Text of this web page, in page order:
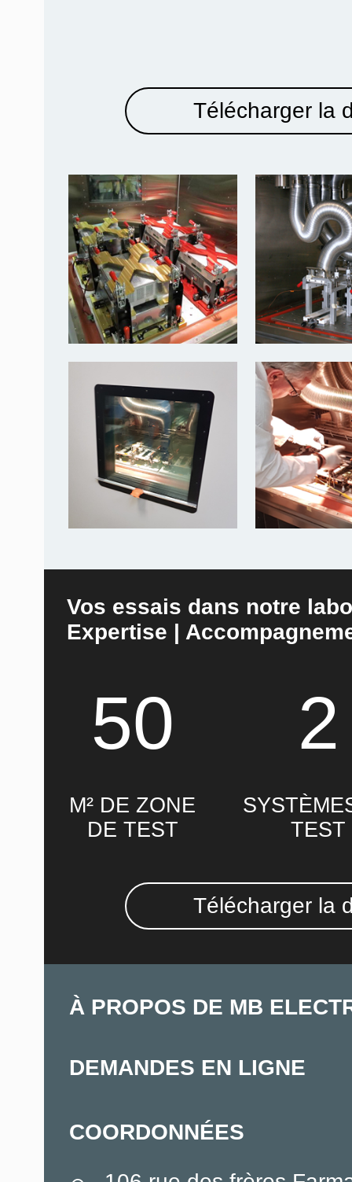
Télécharger la
Vos essais dans notre
Expertise |
Télécharger la
TEST
50 2
M² DE ZONE
DE TEST
À PROPOS DE MB
DEMANDES EN LIGNE
COORDONNÉES